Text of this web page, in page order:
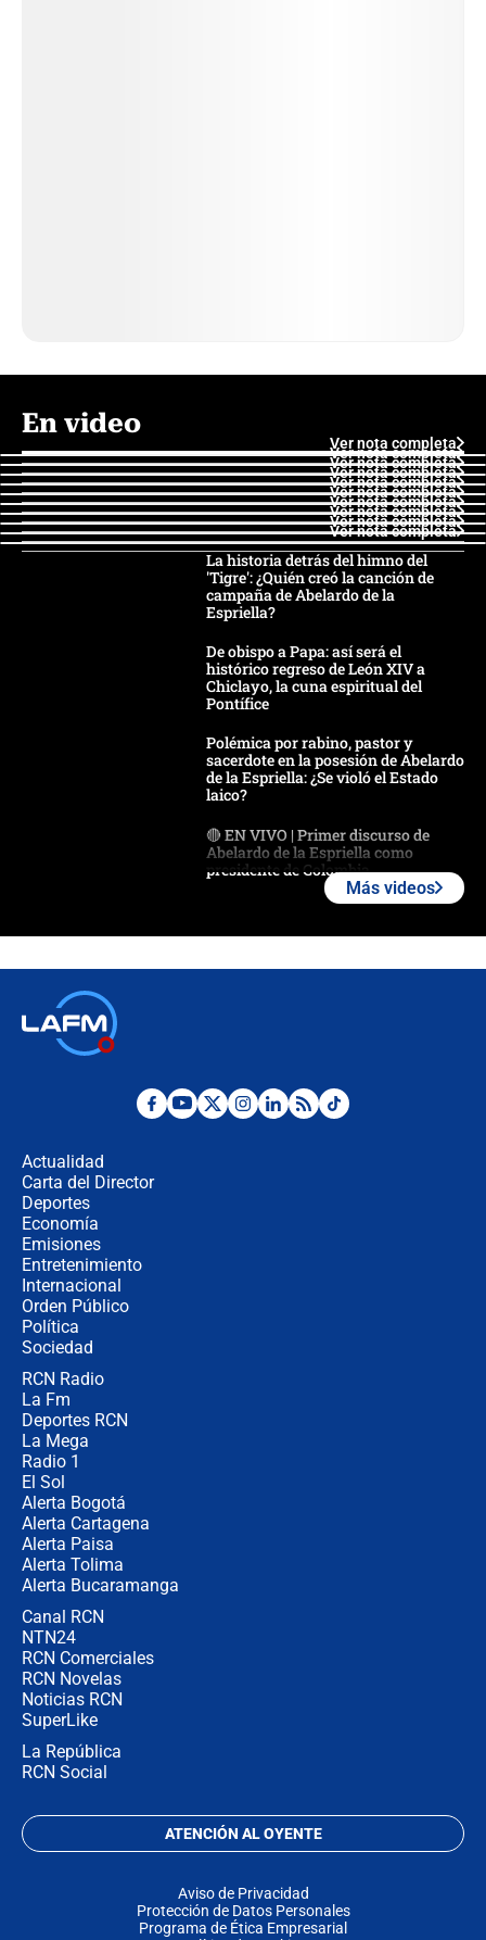
En video
Ver nota completa
Ver nota completa
Ver nota completa
Ver nota completa
Ver nota completa
Ver nota completa
Ver nota completa
Ver nota completa
Ver nota completa
Ver nota completa
La historia detrás del himno del
'Tigre': ¿Quién creó la canción de
campaña de Abelardo de la
Espriella?
De obispo a Papa: así será el
histórico regreso de León XIV a
Chiclayo, la cuna espiritual del
Pontífice
Polémica por rabino, pastor y
sacerdote en la posesión de Abelardo
de la Espriella: ¿Se violó el Estado
laico?
🔴 EN VIVO | Primer discurso de
Abelardo de la Espriella como
presidente de Colombia
Espriella en Cali inicia la
Desde dermatitis hasta infecciones:
Más videos
Actualidad
Carta del Director
Deportes
Economía
Emisiones
Entretenimiento
Internacional
Orden Público
Política
Sociedad
RCN Radio
La Fm
Deportes RCN
La Mega
Radio 1
El Sol
Alerta Bogotá
Alerta Cartagena
Alerta Paisa
Alerta Tolima
Alerta Bucaramanga
Canal RCN
NTN24
RCN Comerciales
RCN Novelas
Noticias RCN
SuperLike
La República
RCN Social
ATENCIÓN AL OYENTE
Aviso de Privacidad
Protección de Datos Personales
Programa de Ética Empresarial